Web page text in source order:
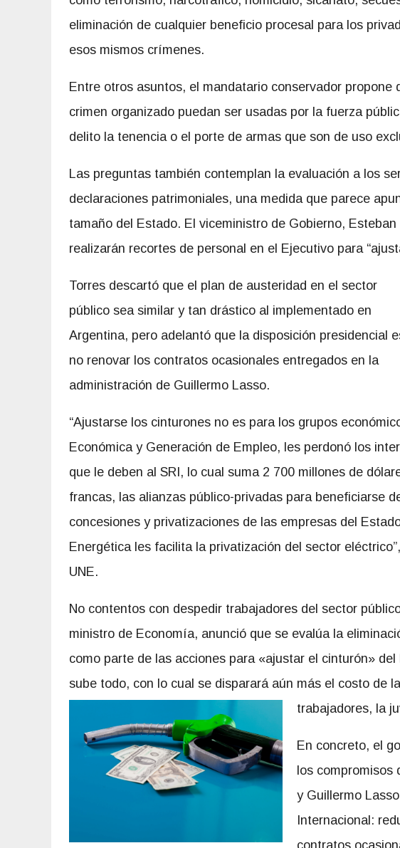
eliminación de cualquier beneficio procesal para los
esos mismos crímenes.
Entre otros asuntos, el mandatario conservador propone
crimen organizado puedan ser usadas por la fuerza
delito la tenencia o el porte de armas que son de uso
Las preguntas también contemplan la evaluación a los
declaraciones patrimoniales, una medida que parece
tamaño del Estado. El viceministro de Gobierno,
realizarán recortes de personal en el Ejecutivo para
Torres descartó que el plan de austeridad en el sector
público sea similar y tan drástico al implementado en
Argentina, pero adelantó que la disposición presidencial
no renovar los contratos ocasionales entregados en la
administración de Guillermo Lasso.
“Ajustarse los cinturones no es para los grupos
Económica y Generación de Empleo, les perdonó los
que le deben al SRI, lo cual suma 2 700 millones de
francas, las alianzas público-privadas para beneficiarse
concesiones y privatizaciones de las empresas del
Energética les facilita la privatización del sector
UNE.
No contentos con despedir trabajadores del sector
ministro de Economía, anunció que se evalúa la
como parte de las acciones para «ajustar el cinturón»
sube todo, con lo cual se disparará aún más el costo de
trabajadores, la
En concreto, el
los compromisos
y Guillermo
Internacional:
contratos